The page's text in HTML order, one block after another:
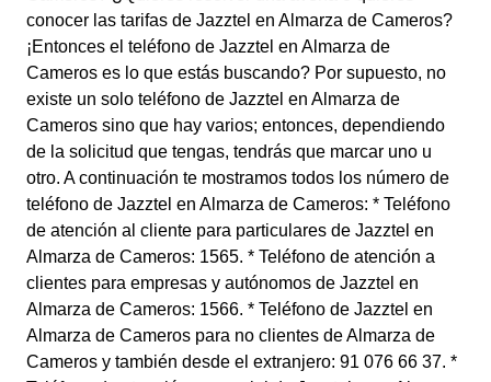
conocer las tarifas de Jazztel en Almarza de Cameros?
¡Entonces el teléfono de Jazztel en Almarza de
Cameros es lo que estás buscando? Por supuesto, no
existe un solo teléfono de Jazztel en Almarza de
Cameros sino que hay varios; entonces, dependiendo
de la solicitud que tengas, tendrás que marcar uno u
otro. A continuación te mostramos todos los número de
teléfono de Jazztel en Almarza de Cameros: * Teléfono
de atención al cliente para particulares de Jazztel en
Almarza de Cameros: 1565. * Teléfono de atención a
clientes para empresas y autónomos de Jazztel en
Almarza de Cameros: 1566. * Teléfono de Jazztel en
Almarza de Cameros para no clientes de Almarza de
Cameros y también desde el extranjero: 91 076 66 37. *